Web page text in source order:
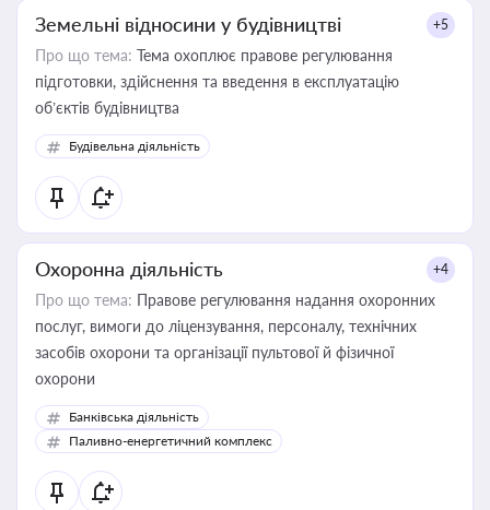
Земельні відносини у будівництві +5
Про що тема: Тема охоплює правове регулювання
підготовки, здійснення та введення в експлуатацію
об’єктів будівництва
Будівельна діяльність
Охоронна діяльність +4
Про що тема: Правове регулювання надання охоронних
послуг, вимоги до ліцензування, персоналу, технічних
засобів охорони та організації пультової й фізичної
охорони
Банківська діяльність
Паливно-енергетичний комплекс